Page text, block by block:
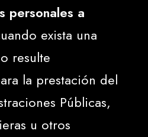
personales a
exista una
resulte
la prestación del
Públicas,
u otros